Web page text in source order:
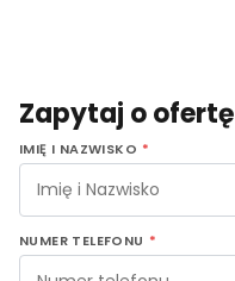
Zapytaj o ofertę
IMIĘ I NAZWISKO *
NUMER TELEFONU *